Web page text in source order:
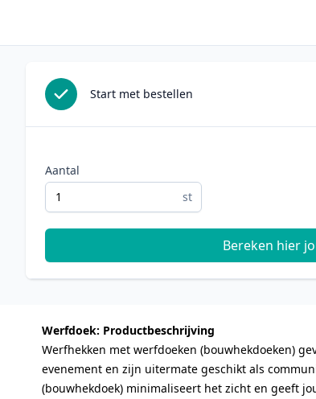
Start met bestellen
Aantal
st
Bereken hier
Werfdoek: Productbeschrijving
Werfhekken met werfdoeken (bouwhekdoeken)
evenement en zijn uitermate geschikt als
(bouwhekdoek) minimaliseert het zicht en geeft